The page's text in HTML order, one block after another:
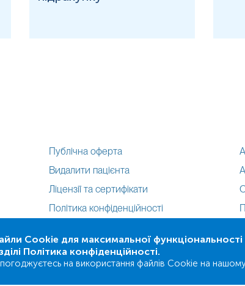
Cookie для максимальної функціональності
Політика конфіденційності.
на використання файлів Cookie на нашому
Публічна оферта
Видалити пацієнта
Ліцензії та сертифікати
Політика конфіденційності